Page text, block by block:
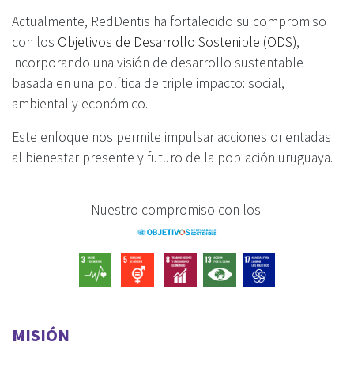
Actualmente, RedDentis ha fortalecido su compromiso
con los Objetivos de Desarrollo Sostenible (ODS),
incorporando una visión de desarrollo sustentable
basada en una política de triple impacto: social,
ambiental y económico.
Este enfoque nos permite impulsar acciones orientadas
al bienestar presente y futuro de la población uruguaya.
Nuestro compromiso con los
MISIÓN